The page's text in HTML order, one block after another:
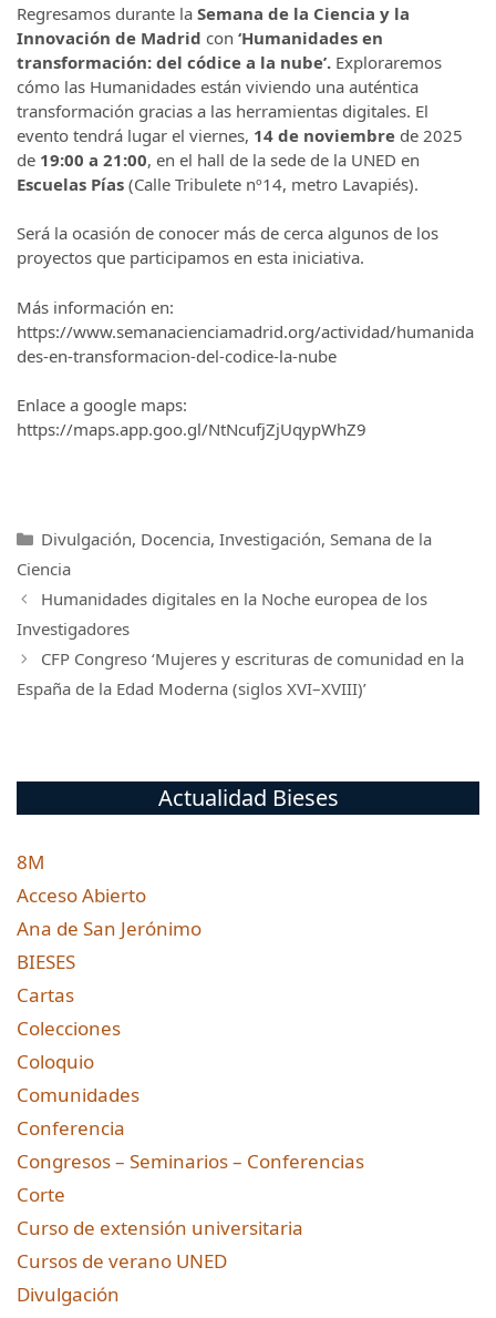
Regresamos durante la Semana de la Ciencia y la
Innovación de Madrid con ‘Humanidades en
transformación: del códice a la nube’. Exploraremos
cómo las Humanidades están viviendo una auténtica
transformación gracias a las herramientas digitales. El
evento tendrá lugar el viernes, 14 de noviembre de 2025
de 19:00 a 21:00, en el hall de la sede de la UNED en
Escuelas Pías (Calle Tribulete nº14, metro Lavapiés).
Será la ocasión de conocer más de cerca algunos de los
proyectos que participamos en esta iniciativa.
Más información en:
https://www.semanacienciamadrid.org/actividad/humanida
des-en-transformacion-del-codice-la-nube
Enlace a google maps:
https://maps.app.goo.gl/NtNcufjZjUqypWhZ9
Categorías
Divulgación, Docencia, Investigación, Semana de la
Ciencia
Humanidades digitales en la Noche europea de los
Investigadores
CFP Congreso ‘Mujeres y escrituras de comunidad en la
España de la Edad Moderna (siglos XVI–XVIII)’
Actualidad Bieses
8M
Acceso Abierto
Ana de San Jerónimo
BIESES
Cartas
Colecciones
Coloquio
Comunidades
Conferencia
Congresos – Seminarios – Conferencias
Corte
Curso de extensión universitaria
Cursos de verano UNED
Divulgación